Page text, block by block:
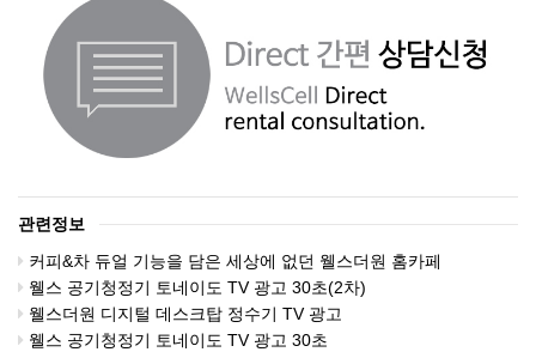
관련정보
커피&차 듀얼 기능을 담은 세상에 없던 웰스더원 홈카페
웰스 공기청정기 토네이도 TV 광고 30초(2차)
웰스더원 디지털 데스크탑 정수기 TV 광고
웰스 공기청정기 토네이도 TV 광고 30초